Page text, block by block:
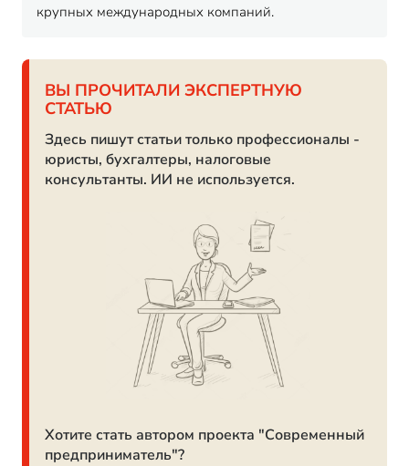
крупных международных компаний.
ВЫ ПРОЧИТАЛИ ЭКСПЕРТНУЮ
СТАТЬЮ
Здесь пишут статьи только профессионалы -
юристы, бухгалтеры, налоговые
консультанты. ИИ не используется.
Хотите стать автором проекта "Современный
предприниматель"?